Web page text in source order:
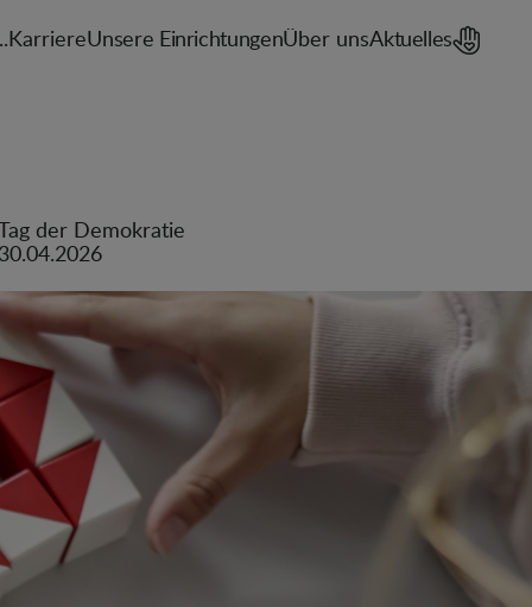
KarriereUnsere EinrichtungenÜber unsAktuelles
der Demokratie
30.04.2026